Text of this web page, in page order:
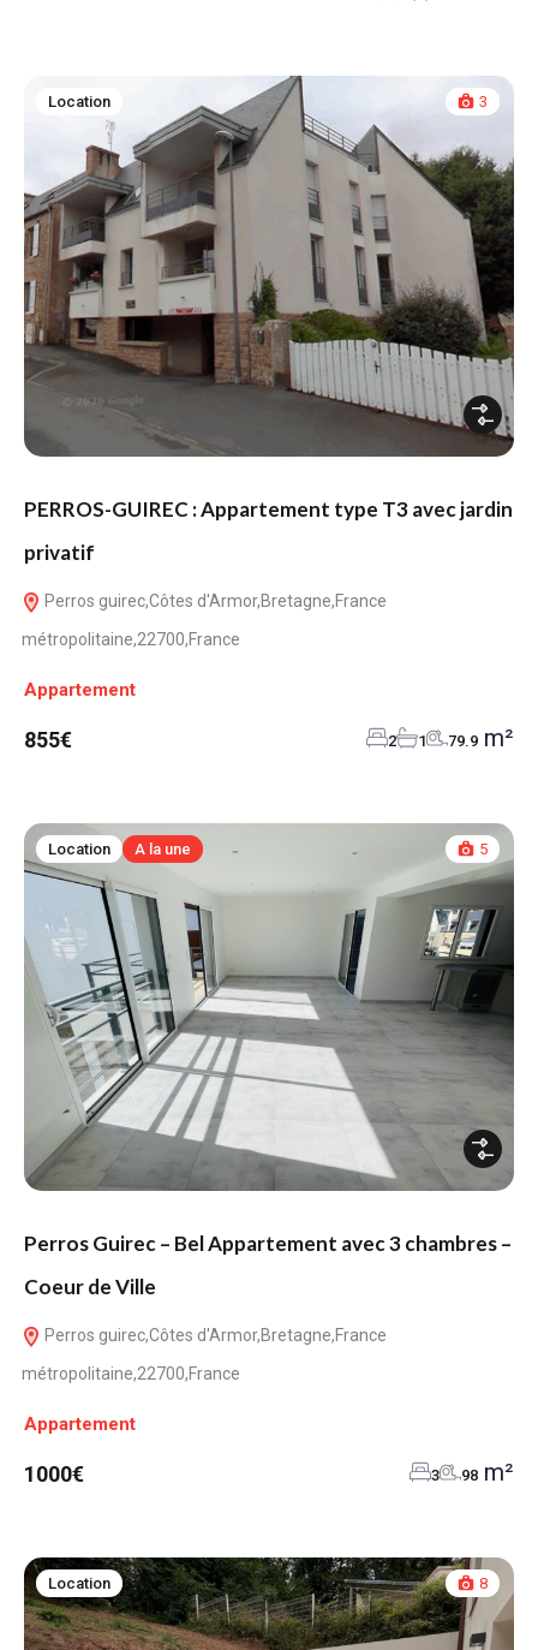
Location 3
PERROS-GUIREC : Appartement type T3 avec jardin
privatif
Perros guirec,Côtes d'Armor,Bretagne,France
métropolitaine,22700,France
Appartement
855€ 2 1 79.9 m²
Location A la une 5
Perros Guirec – Bel Appartement avec 3 chambres –
Coeur de Ville
Perros guirec,Côtes d'Armor,Bretagne,France
métropolitaine,22700,France
Appartement
1000€ 3 98 m²
Location 8